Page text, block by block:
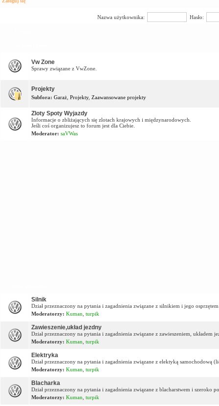
Nazwa użytkownika: Hasło:
Vw Zone
Sprawy związane z VwZone.
Projekty
Subfora: Garaż Projekty, Zaawansowane projekty
Zloty Spoty Wyjazdy
Informacje o zbliżających się zlotach krajowych i międzynarodowych.
Jeśli coś organizujesz to forum jest dla Ciebie.
Moderator: saVWas
Silnik
Dział przeznaczony na pytania i zagadnienia związane z silnikiem i jego
Moderatorzy: Kuman turpik
Zawieszenie,układ jezdny
Dział przeznaczony na pytania i zagadnienia związane z zawieszeniem, układem
Moderatorzy: Kuman turpik
Elektryka
Dział przeznaczony na pytania i zagadnienia związane z elektyką samochodową
Moderatorzy: Kuman turpik
Blacharka
Dział przeznaczony na pytania i zagadnienia związane z blacharstwem i szeroko
Moderatorzy: Kuman turpik